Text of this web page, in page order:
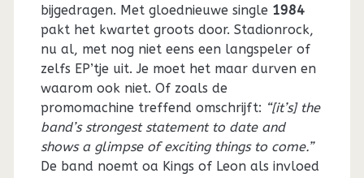
bijgedragen. Met gloednieuwe single 1984
pakt het kwartet groots door. Stadionrock,
nu al, met nog niet eens een langspeler of
zelfs EP’tje uit. Je moet het maar durven en
waarom ook niet. Of zoals de
promomachine treffend omschrijft: “[it’s] the
band’s strongest statement to date and
shows a glimpse of exciting things to come.”
De band noemt oa Kings of Leon als invloed